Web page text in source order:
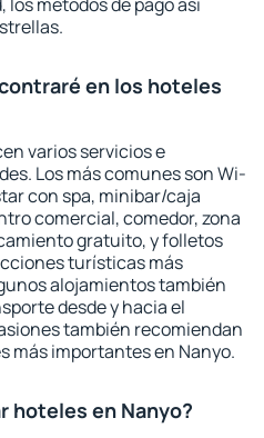
en los hoteles
varios servicios e
Los más comunes son Wi-
con spa, minibar/caja
comercial, comedor, zona
gratuito, y folletos
turísticas más
alojamientos también
desde y hacia el
también recomiendan
más importantes en Nanyo.
hoteles en Nanyo?